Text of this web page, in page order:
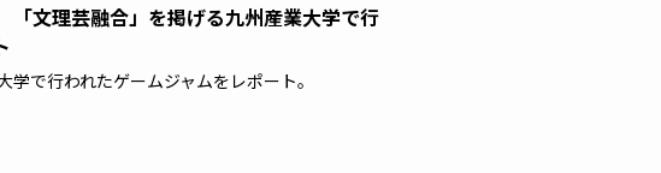
「文理芸融合」を掲げる九州産業大学で行
学で行われたゲームジャムをレポート。